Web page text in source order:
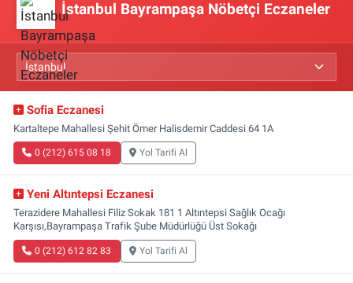
İstanbul Bayrampaşa Nöbetçi Eczaneler
Sofia Eczanesi
Kartaltepe Mahallesi Şehit Ömer Halisdemir Caddesi 64 1A
0 (212) 615 08 18 Yol Tarifi Al
Yeni Altıntepsi Eczanesi
Terazidere Mahallesi Filiz Sokak 181 1 Altıntepsi Sağlık Ocağı
Karşısı,Bayrampaşa Trafik Şube Müdürlüğü Üst Sokağı
0 (212) 612 82 83 Yol Tarifi Al